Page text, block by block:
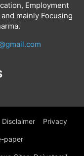
Employment
mainly Focusing
Disclaimer Privacy
paper